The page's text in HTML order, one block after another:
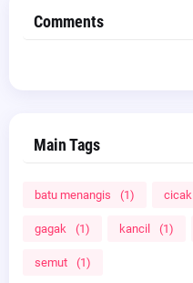
Comments
Main Tags
batu menangis (1) cicak
gagak (1) kancil (1)
semut (1)